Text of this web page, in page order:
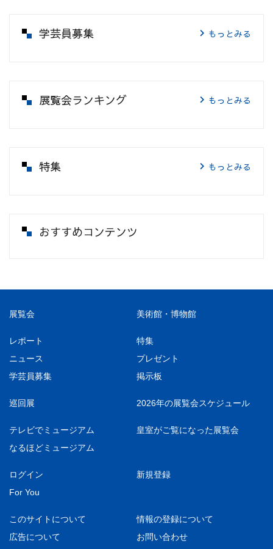
学芸員募集 もっとみる
展覧会ランキング もっとみる
特集 もっとみる
おすすめコンテンツ
展覧会 美術館・博物館
レポート
特集
ニュース
プレゼント
学芸員募集
掲示板
巡回展 2026年の展覧会スケジュール
テレビでミュージアム
皇室がご覧になった展覧会
なるほどミュージアム
ログイン
新規登録
For You
このサイトについて
情報の登録について
広告について
お問い合わせ